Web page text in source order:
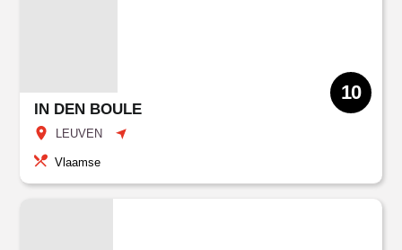
IN DEN BOULE
LEUVEN
10
Vlaamse